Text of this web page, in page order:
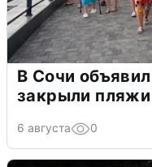
В Сочи
закрыли пляжи
6 августа 0